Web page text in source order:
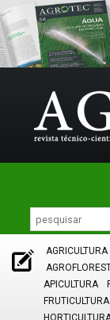
AGRICULTURA
APICULTURA
FRUTICULTURA